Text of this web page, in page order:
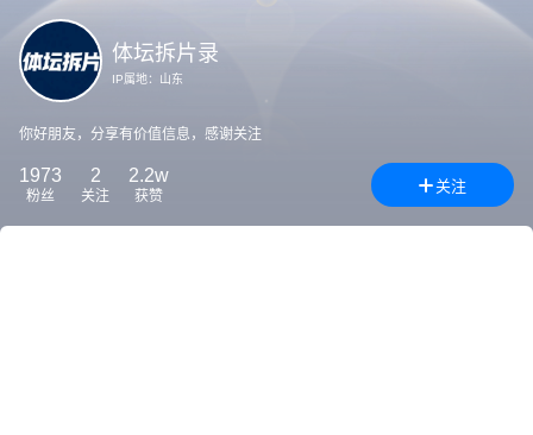
体坛拆片录
IP属地： 山东
你好朋友，分享有价值信息，感谢关注
1973
粉丝
2
关注
2.2w
获赞
关注